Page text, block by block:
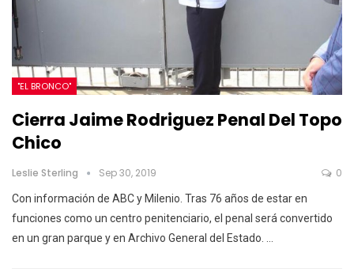
"EL BRONCO"
Cierra Jaime Rodriguez Penal Del Topo
Chico
Leslie Sterling Sep 30, 2019 0
Con información de ABC y Milenio. Tras 76 años de estar en
funciones como un centro penitenciario, el penal será convertido
en un gran parque y en Archivo General del Estado. …